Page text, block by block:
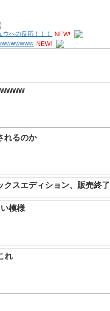
への反応！！！
NEW!
NEW!
れるのか
クスエディション、販売終了
模様
れ